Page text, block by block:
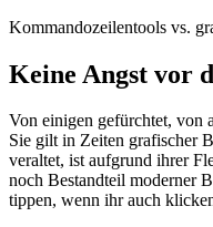
Kommandozeilentools vs.
Keine Angst vor
Von einigen gefürchtet, von
Sie gilt in Zeiten grafischer
veraltet, ist aufgrund ihrer
noch Bestandteil moderner
tippen, wenn ihr auch